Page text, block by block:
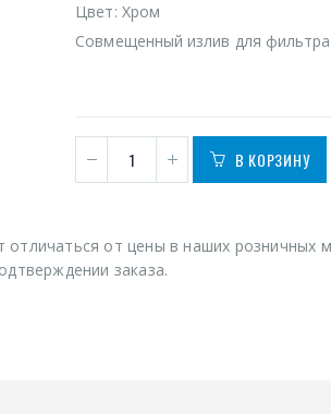
Цвет: Хром
Совмещенный излив для фильтра
В КОРЗИНУ
от цены в наших розничных
заказа.